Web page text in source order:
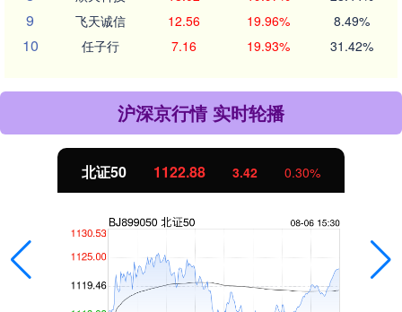
9 飞天诚信 12.56 19.96% 8.49%
10 任子行 7.16 19.93% 31.42%
沪深京行情 实时轮播
3.42 0.30%